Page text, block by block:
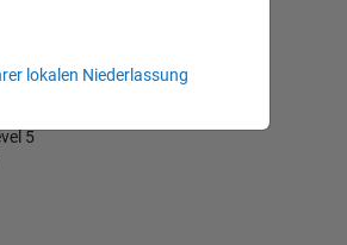
5
lokalen Niederlassung